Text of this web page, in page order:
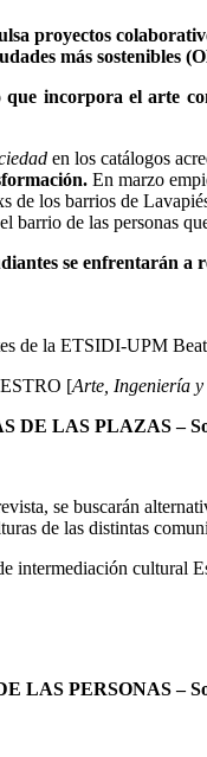
proyectos
más sostenibles
incorpora el arte
en los catálogos
En marzo
de los barrios de
barrio de las personas
se enfrentarán
de la ETSIDI-UPM
[Arte, Ingeniería y
DE LAS PLAZAS –
se buscarán
de las distintas
intermediación cultural
LAS PERSONAS –